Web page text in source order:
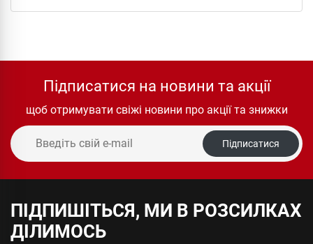
Підписатися на новини та акції
щоб отримувати свіжі новини про акції та знижки
Підписатися
ПІДПИШІТЬСЯ, МИ В РОЗСИЛКАХ
ДІЛИМОСЬ